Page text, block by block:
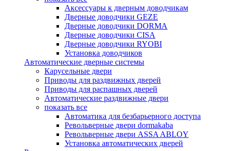
Аксессуары к дверным доводчикам
Дверные доводчики GEZE
Дверные доводчики DORMA
Дверные доводчики CISA
Дверные доводчики RYOBI
Установка доводчиков
Автоматические дверные системы
Карусельные двери
Приводы для раздвижных дверей
Приводы для распашных дверей
Автоматические раздвижные двери
показать все
Автоматика для безбарьерного доступа
Револьверные двери dormakaba
Револьверные двери ASSA ABLOY
Установка автоматических дверей